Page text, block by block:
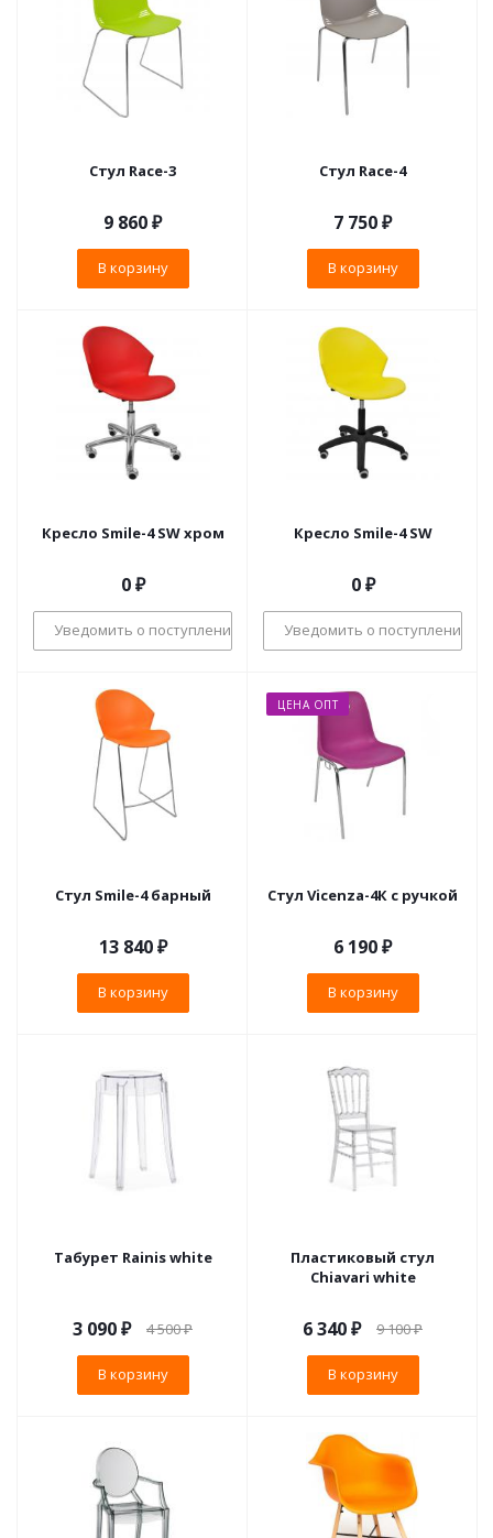
Стул Race-3
9 860₽
В корзину
Стул Race-4
7 750₽
В корзину
Кресло Smile-4 SW хром
0 ₽
Уведомить о поступлении
Кресло Smile-4 SW
0 ₽
Уведомить о поступлении
Стул Smile-4 барный
13 840₽
В корзину
ЦЕНА ОПТ
Стул Vicenza-4К с ручкой
6 190₽
В корзину
Табурет Rainis white
3 090₽ 4 500₽
В корзину
Пластиковый стул
Chiavari white
6 340₽ 9 100₽
В корзину